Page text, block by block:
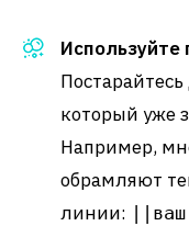
который уже
Например,
обрамляют
линии: